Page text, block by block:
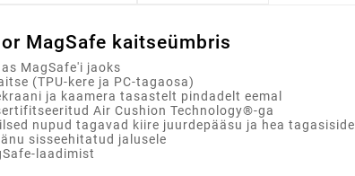
MagSafe kaitseümbris
MagSafe'i jaoks
(TPU-kere ja PC-tagaosa)
ja kaamera tasastelt pindadelt eemal
Air Cushion Technology®-ga
nupud tagavad kiire juurdepääsu ja hea tagasiside
sisseehitatud jalusele
laadimist